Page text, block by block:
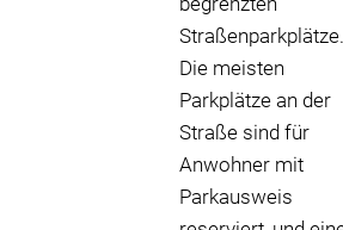
Straßenparkplätze.
Die meisten
Parkplätze an der
Straße sind für
Anwohner mit
Parkausweis